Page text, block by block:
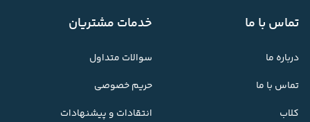
تماس با ما
درباره ما
تماس با ما
کلاب
خدمات مشتریان
سوالات متداول
حریم خصوصی
انتقادات و پیشنهادات